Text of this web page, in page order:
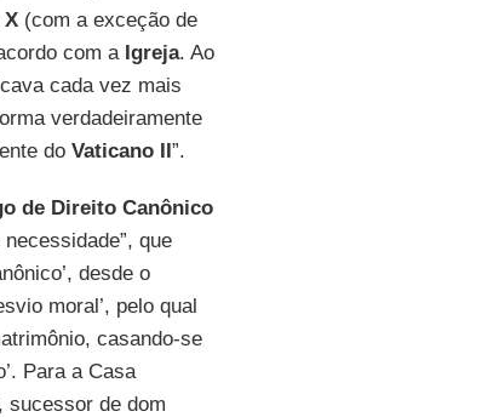
X(com a exceção de
com a Igreja. Ao
cada vez mais
verdadeiramente
do Vaticano II”.
de Direito Canônico
que
desde o
moral’, pelo qual
casando-se
Para a Casa
sucessor de dom